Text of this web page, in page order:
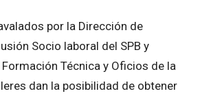
por la Dirección de
Socio laboral del SPB y
Técnica y Oficios de la
dan la posibilidad de obtener